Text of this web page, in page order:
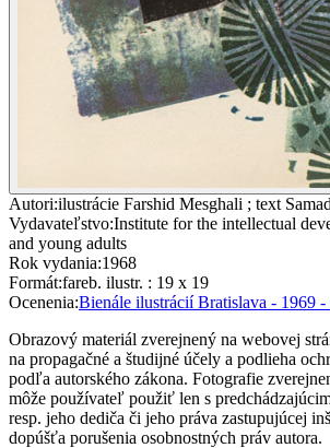
Autori:ilustrácie Farshid Mesghali ; text
Vydavateľstvo:Institute for the intellectual
and young adults
Rok vydania:1968
Formát:fareb. ilustr. : 19 x 19
Ocenenia:Bienále ilustrácií Bratislava - 1969
Obrazový materiál zverejnený na webovej
na propagačné a študijné účely a podlieha
podľa autorského zákona. Fotografie
môže používateľ použiť len s
resp. jeho dediča či jeho práva zastupujúcej
dopúšťa porušenia osobnostných práv autora.